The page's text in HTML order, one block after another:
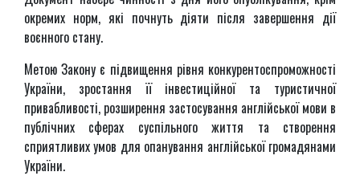
окремих норм, які почнуть діяти після завершення дії
воєнного стану.
Метою Закону є підвищення рівня конкурентоспроможності
України, зростання її інвестиційної та туристичної
привабливості, розширення застосування англійської мови в
публічних сферах суспільного життя та створення
сприятливих умов для опанування англійської громадянами
України.